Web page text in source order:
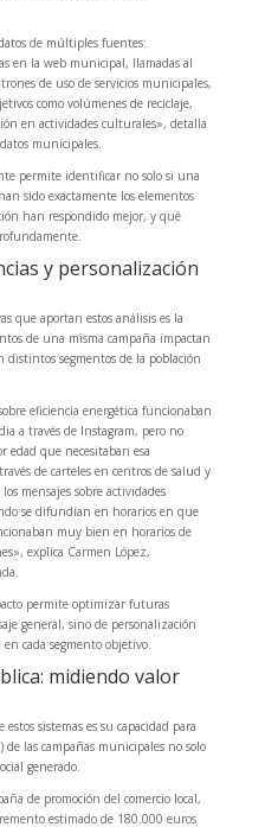
de múltiples fuentes:
en la web municipal, llamadas al
de uso de servicios municipales,
como volúmenes de reciclaje,
en actividades culturales», detalla
municipales.
permite identificar no solo si una
sido exactamente los elementos
han respondido mejor, y qué
y personalización
que aportan estos análisis es la
de una misma campaña impactan
segmentos de la población
eficiencia energética funcionaban
a través de Instagram, pero no
edad que necesitaban esa
de carteles en centros de salud y
mensajes sobre actividades
se difundían en horarios en que
muy bien en horarios de
explica Carmen López,
permite optimizar futuras
general, sino de personalización
cada segmento objetivo.
midiendo valor
sistemas es su capacidad para
las campañas municipales no solo
generado.
de promoción del comercio local,
estimado de 180.000 euros